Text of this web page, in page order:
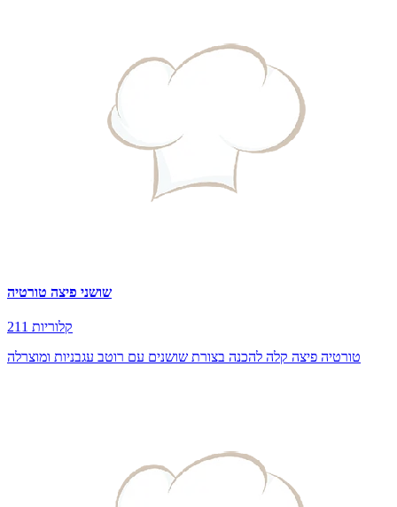
שושני פיצה טורטיה
211 קלוריות
טורטיה פיצה קלה להכנה בצורת שושנים עם רוטב עגבניות ומוצרלה